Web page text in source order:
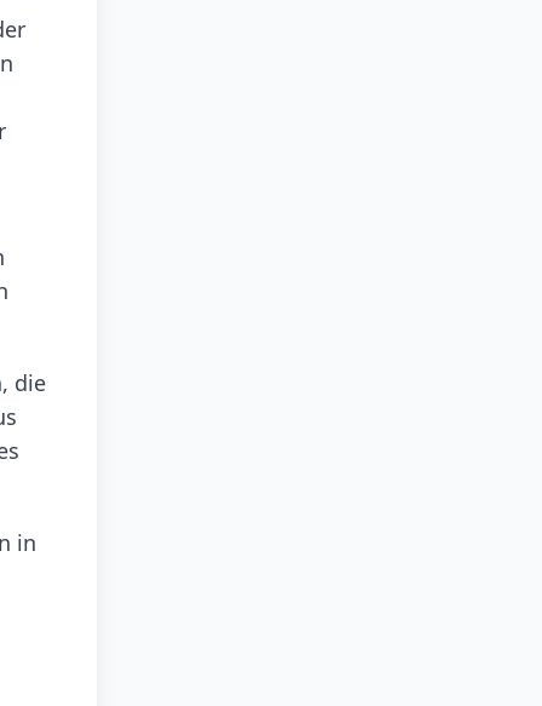
die
in